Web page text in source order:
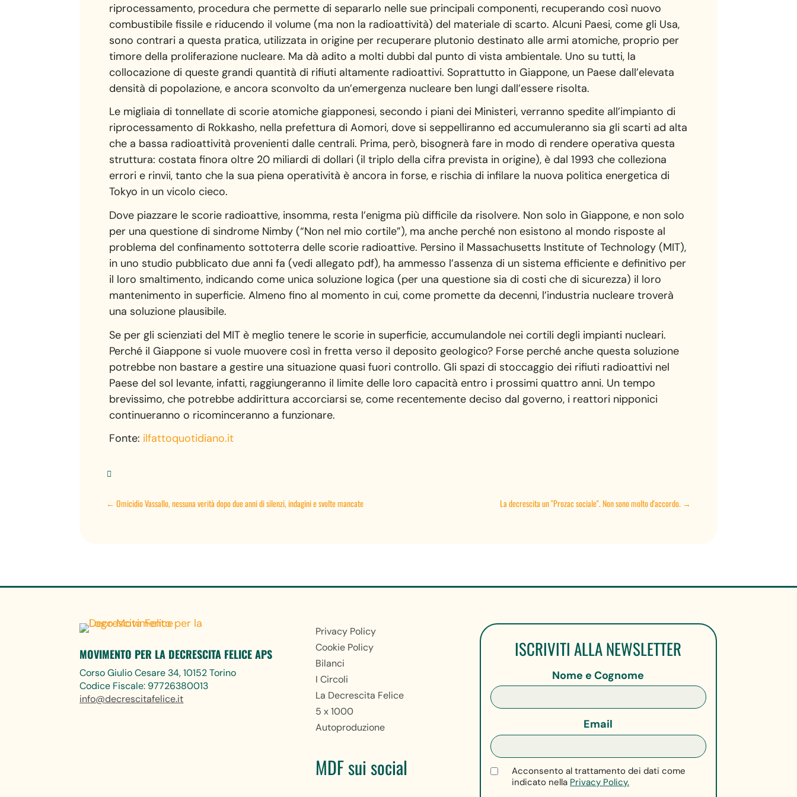
riprocessamento, procedura che permette di separarlo nelle sue principali componenti, recuperando così nuovo
combustibile fissile e riducendo il volume (ma non la radioattività) del materiale di scarto. Alcuni Paesi, come gli Usa,
sono contrari a questa pratica, utilizzata in origine per recuperare plutonio destinato alle armi atomiche, proprio per
timore della proliferazione nucleare. Ma dà adito a molti dubbi dal punto di vista ambientale. Uno su tutti, la
collocazione di queste grandi quantità di rifiuti altamente radioattivi. Soprattutto in Giappone, un Paese dall’elevata
densità di popolazione, e ancora sconvolto da un’emergenza nucleare ben lungi dall’essere risolta.
Le migliaia di tonnellate di scorie atomiche giapponesi, secondo i piani dei Ministeri, verranno spedite all’impianto di
riprocessamento di Rokkasho, nella prefettura di Aomori, dove si seppelliranno ed accumuleranno sia gli scarti ad alta
che a bassa radioattività provenienti dalle centrali. Prima, però, bisognerà fare in modo di rendere operativa questa
struttura: costata finora oltre 20 miliardi di dollari (il triplo della cifra prevista in origine), è dal 1993 che colleziona
errori e rinvii, tanto che la sua piena operatività è ancora in forse, e rischia di infilare la nuova politica energetica di
Tokyo in un vicolo cieco.
Dove piazzare le scorie radioattive, insomma, resta l’enigma più difficile da risolvere. Non solo in Giappone, e non solo
per una questione di sindrome Nimby (“Non nel mio cortile”), ma anche perché non esistono al mondo risposte al
problema del confinamento sottoterra delle scorie radioattive. Persino il Massachusetts Institute of Technology (MIT),
in uno studio pubblicato due anni fa (vedi allegato pdf), ha ammesso l’assenza di un sistema efficiente e definitivo per
il loro smaltimento, indicando come unica soluzione logica (per una questione sia di costi che di sicurezza) il loro
mantenimento in superficie. Almeno fino al momento in cui, come promette da decenni, l’industria nucleare troverà
una soluzione plausibile.
Se per gli scienziati del MIT è meglio tenere le scorie in superficie, accumulandole nei cortili degli impianti nucleari.
Perché il Giappone si vuole muovere così in fretta verso il deposito geologico? Forse perché anche questa soluzione
potrebbe non bastare a gestire una situazione quasi fuori controllo. Gli spazi di stoccaggio dei rifiuti radioattivi nel
Paese del sol levante, infatti, raggiungeranno il limite delle loro capacità entro i prossimi quattro anni. Un tempo
brevissimo, che potrebbe addirittura accorciarsi se, come recentemente deciso dal governo, i reattori nipponici
continueranno o ricominceranno a funzionare.
Fonte: ilfattoquotidiano.it

←Omicidio Vassallo, nessuna verità dopo due anni di silenzi, indagini e svolte mancate La decrescita un "Prozac sociale". Non sono molto d'accordo.→
MOVIMENTO PER LA DECRESCITA FELICE APS
Corso Giulio Cesare 34, 10152 Torino
Codice Fiscale: 97726380013
info@decrescitafelice.it
Privacy Policy
Cookie Policy
Bilanci
I Circoli
La Decrescita Felice
5 x 1000
Autoproduzione
MDF sui social
ISCRIVITI ALLA NEWSLETTER
Nome e Cognome
Email
Acconsento al trattamento dei dati come
indicato nella Privacy Policy.